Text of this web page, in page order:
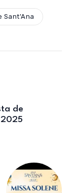
Sant'Ana
de
2025